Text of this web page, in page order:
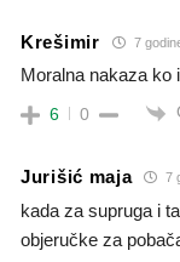
Krešimir 7
Moralna nakaza ko
6 0
Jurišić maja 7
kada za supruga i
objeručke za